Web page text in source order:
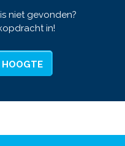
niet gevonden?
in!
HOOGTE